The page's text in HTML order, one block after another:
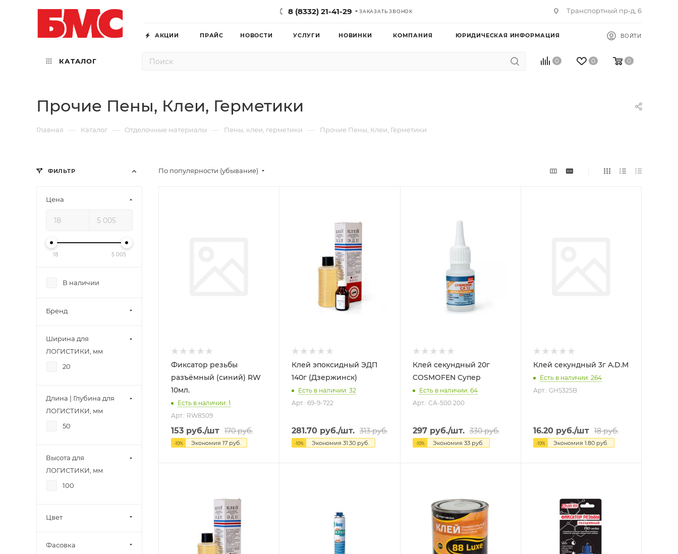
8 (8332) 21-41-29 ЗАКАЗАТЬ ЗВОНОК Транспортный пр-д, 6
АКЦИИ ПРАЙС НОВОСТИ УСЛУГИ НОВИНКИ КОМПАНИЯ ЮРИДИЧЕСКАЯ ИНФОРМАЦИЯ ВОЙТИ
КАТАЛОГ 0 0 0
Прочие Пены, Клеи, Герметики
Главная — Каталог — Отделочные материалы — Пены, клеи, герметики — Прочие Пены, Клеи, Герметики
По популярности (убывание)
Фиксатор резьбы
разъёмный (синий) RW
10мл.
Есть в наличии: 1
Арт.: RW8509
153 руб./шт 170руб.
-10% Экономия 17 руб.
Клей эпоксидный ЭДП
140г (Дзержинск)
Есть в наличии: 32
Арт.: 69-9-722
281.70 руб./шт. 313руб.
-10% Экономия31.30 руб.
Клей секундный 20г
COSMOFEN Супер
Есть в наличии: 64
Арт.: СА-500.200
297руб./шт. 330руб.
-10% Экономия 33руб.
Клей секундный 3г A.D.M
Есть в наличии: 264
Арт.: GHS325B
16.20руб./шт 18руб.
-10% Экономия 1.80руб.
ФИЛЬТР
Цена
18 5 005
В наличии
Бренд
Ширина для
ЛОГИСТИКИ, мм
20
Длина | Глубина для
ЛОГИСТИКИ, мм
50
Высота для
ЛОГИСТИКИ, мм
100
Цвет
Фасовка